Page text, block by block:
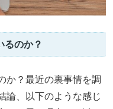
るのか？
か？最近の裏事情を調
論、以下のような感じ